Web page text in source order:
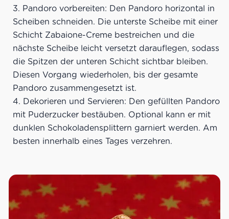
Pandoro vorbereiten: Den Pandoro horizontal in
Scheiben schneiden. Die unterste Scheibe mit einer
Schicht Zabaione-Creme bestreichen und die
nächste Scheibe leicht versetzt darauflegen, sodass
die Spitzen der unteren Schicht sichtbar bleiben.
Diesen Vorgang wiederholen, bis der gesamte
Pandoro zusammengesetzt ist.
Dekorieren und Servieren: Den gefüllten Pandoro
mit Puderzucker bestäuben. Optional kann er mit
dunklen Schokoladensplittern garniert werden. Am
besten innerhalb eines Tages verzehren.